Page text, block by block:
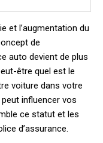
et l’augmentation du
de
auto devient de plus
être quel est le
voiture dans votre
influencer vos
ce statut et les
d’assurance.